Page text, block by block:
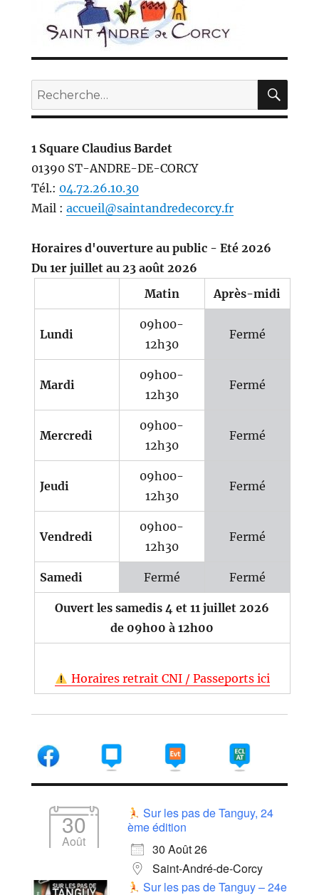
Recherche
pour :
1 Square Claudius Bardet
01390 ST-ANDRE-DE-CORCY
Tél.: 04.72.26.10.30
Mail : accueil@saintandredecorcy.fr
Horaires d'ouverture au public - Eté 2026
Du 1er juillet au 23 août 2026
Matin
Après-midi
Lundi
09h00-
12h30
Fermé
Mardi
09h00-
12h30
Fermé
Mercredi
09h00-
12h30
Fermé
Jeudi
09h00-
12h30
Fermé
Vendredi
09h00-
12h30
Fermé
Samedi Fermé Fermé
Ouvert les samedis 4 et 11 juillet 2026
de 09h00 à 12h00
Horaires retrait CNI / Passeports ici
30
Août
Sur les pas de Tanguy, 24
ème édition
30 Août 26
Saint-André-de-Corcy
Sur les pas de Tanguy – 24e